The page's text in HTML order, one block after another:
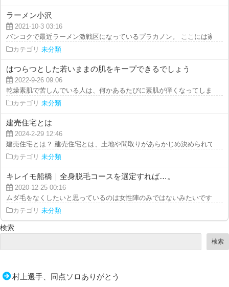
ラーメン小沢
2021-10-3 03:16
バンコクで最近ラーメン激戦区になっているプラカノン。 ここには家系
カテゴリ 未分類
はつらつとした若いままの肌をキープできるでしょう
2022-9-26 09:06
乾燥素肌で苦しんでいる人は、何かあるたびに素肌が痒くなってしまうも
カテゴリ 未分類
建売住宅とは
2024-2-29 12:46
建売住宅とは？ 建売住宅とは、土地や間取りがあらかじめ決められてい
カテゴリ 未分類
キレイモ船橋｜全身脱毛コースを選定すれば…。
2020-12-25 00:16
ムダ毛をなくしたいと思っているのは女性陣のみではないみたいです。最
カテゴリ 未分類
検索
検索
村上選手、同点ソロありがとう